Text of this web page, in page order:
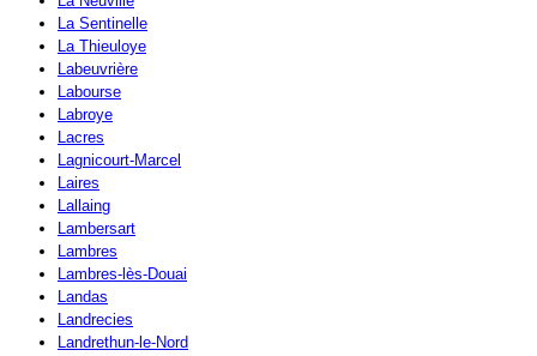
La Sentinelle
La Thieuloye
Labeuvrière
Labourse
Labroye
Lacres
Lagnicourt-Marcel
Laires
Lallaing
Lambersart
Lambres
Lambres-lès-Douai
Landas
Landrecies
Landrethun-le-Nord